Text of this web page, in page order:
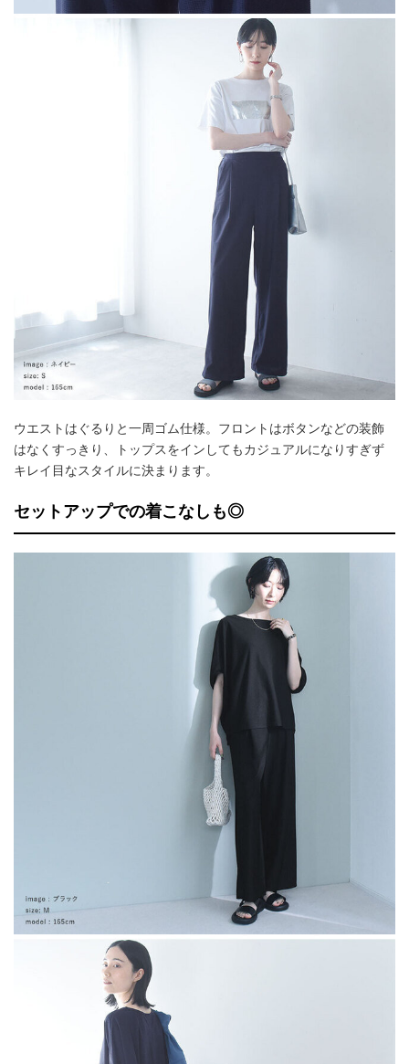
ウエストはぐるりと一周ゴム仕様。フロントはボタンなどの装飾
はなくすっきり、トップスをインしてもカジュアルになりすぎず
キレイ目なスタイルに決まります。
セットアップでの着こなしも◎